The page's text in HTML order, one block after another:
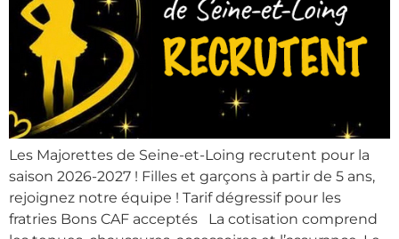
Les Majorettes de Seine-et-Loing recrutent pour la
saison 2026-2027 ! Filles et garçons à partir de 5 ans,
rejoignez notre équipe ! Tarif dégressif pour les
fratries Bons CAF acceptés La cotisation comprend